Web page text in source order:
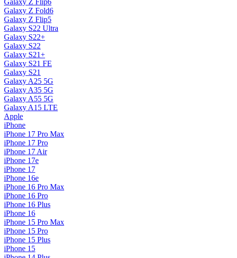
Galaxy Z Flip6
Galaxy Z Fold6
Galaxy Z Flip5
Galaxy S22 Ultra
Galaxy S22+
Galaxy S22
Galaxy S21+
Galaxy S21 FE
Galaxy S21
Galaxy A25 5G
Galaxy A35 5G
Galaxy A55 5G
Galaxy A15 LTE
Apple
iPhone
iPhone 17 Pro Max
iPhone 17 Pro
iPhone 17 Air
iPhone 17e
iPhone 17
iPhone 16e
iPhone 16 Pro Max
iPhone 16 Pro
iPhone 16 Plus
iPhone 16
iPhone 15 Pro Max
iPhone 15 Pro
iPhone 15 Plus
iPhone 15